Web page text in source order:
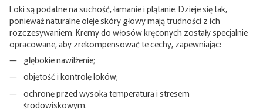
Loki są podatne na suchość, łamanie i plątanie. Dzieje się tak,
ponieważ naturalne oleje skóry głowy mają trudności z ich
rozczesywaniem. Kremy do włosów kręconych zostały specjalnie
opracowane, aby zrekompensować te cechy, zapewniając:
głębokie nawilżenie;
objętość i kontrolę loków;
ochronę przed wysoką temperaturą i stresem
środowiskowym.